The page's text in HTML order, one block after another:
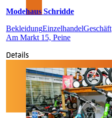
Modehaus Schridde
BekleidungEinzelhandelGeschäft
Am Markt 15, Peine
Details